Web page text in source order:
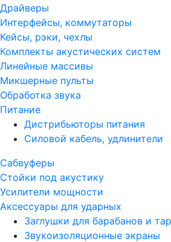
Драйверы
Интерфейсы, коммутаторы
Кейсы, рэки, чехлы
Комплекты акустических систем
Линейные массивы
Микшерные пульты
Обработка звука
Питание
Дистрибьюторы питания
Силовой кабель, удлинители
Сабвуферы
Стойки под акустику
Усилители мощности
Аксессуары для ударных
Заглушки для барабанов и
Звукоизоляционные экраны